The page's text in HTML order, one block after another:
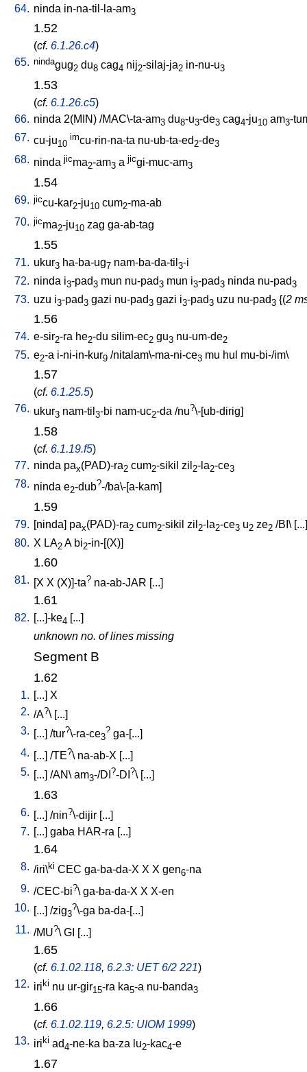
64. ninda in-na-til-la-am3
1.52
(cf. 6.1.26.c4)
65. nindagug2 du8 cag4 nij2-silaj-ja2 in-nu-u3
1.53
(cf. 6.1.26.c5)
66. ninda 2(MIN) /MAC\-ta-am3 du8-u3-de3 cag4-ju10 am3-
67. cu-ju10
imcu-rin-na-ta nu-ub-ta-ed2-de3
68. ninda jicma2-am3 a jicgi-muc-am3
1.54
69. jiccu-kar2-ju10 cum2-ma-ab
70. jicma2-ju10 zag ga-ab-tag
1.55
71. ukur3 ha-ba-ug7 nam-ba-da-til 3-i
72. ninda i3-pad3 mun nu-pad3 mun i3-pad3 ninda nu-pad3
73. uzu i3-pad3 gazi nu-pad3 gazi i3-pad3 uzu nu-pad3 {(2
1.56
74. e-sir2-ra he2-du silim-ec2 gu3 nu-um-de2
75. e2-a i-ni-in-kur9 /nitalam\-ma-ni-ce3 mu hul mu-bi-/im\
1.57
(cf. 6.1.25.5)
76. ukur3 nam-til 3-bi nam-uc2-da /nu?\-[ub-dirig]
1.58
(cf. 6.1.19.f5)
77. ninda pax(PAD)-ra2 cum2-sikil zil 2-la2-ce3
78. ninda e2-dub?-/ba\-[a-kam]
1.59
79. [ninda] pax(PAD)-ra2 cum2-sikil zil 2-la2-ce3 u2 ze2 /BI \ [...]
80. X LA2 A bi2-in-[(X)]
1.60
81. [X X (X)]-ta? na-ab-JAR [...]
1.61
82. [...]-ke4 [...]
unknown no. of lines missing
Segment B
1.62
1. [...] X
2. /A?\ [...]
3. [...] /tur?\-ra-ce3
? ga-[...]
4. [...] /TE?\ na-ab-X [...]
5. [...] /AN\ am3-/DI ?-DI ?\ [...]
1.63
6. [...] /nin?\-dijir [...]
7. [...] gaba HAR-ra [...]
1.64
8. /iri\ki CEC ga-ba-da-X X X gen6-na
9. /CEC-bi?\ ga-ba-da-X X X-en
10. [...] /zig3
?\-ga ba-da-[...]
11. /MU?\ GI [...]
1.65
(cf. 6.1.02.118, 6.2.3: UET 6/2 221)
12. iriki nu ur-gir15-ra ka5-a nu-banda3
1.66
(cf. 6.1.02.119, 6.2.5: UIOM 1999)
13. iriki ad4-ne-ka ba-za lu2-kac4-e
1.67